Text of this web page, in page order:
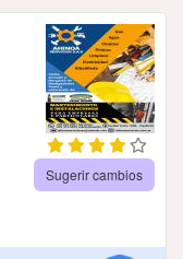
Sugerir cambios